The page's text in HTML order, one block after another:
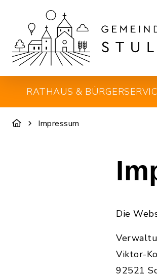
RATHAUS &
Impressum
Die
Viktor-
92521